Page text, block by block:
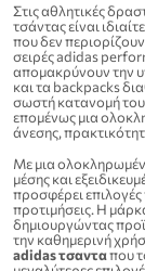
Στις αθλητικές
τσάντας είναι
που δεν
σειρές adidas
απομακρύνουν την
και τα backpacks
σωστή κατανομή
επομένως μια
άνεσης,
Με μια
μέσης και
προσφέρει
προτιμήσεις. Η
δημιουργώντας
την καθημερινή
adidas τσανταπου